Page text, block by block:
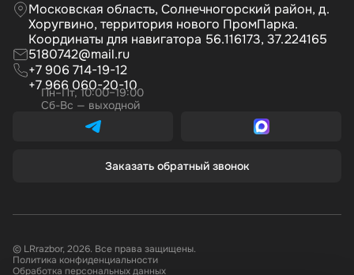
Московская область, Солнечногорский район, д.
Хоругвино, территория нового ПромПарка.
Координаты для навигатора 56.116173, 37.224165
5180742@mail.ru
+7 906 714-19-12
+7 966 060-20-10
Пн–Пт, 10:00–19:00
Сб-Вс — выходной
Заказать обратный звонок
© LRrazbor, 2026. Все права защищены.
Политика конфиденциальности
Обработка персональных данных